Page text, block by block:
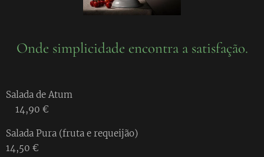
Onde simplicidade encontra a satisfação.
Salada de Atum
14,90 €
Salada Pura (fruta e requeijão)
14,50 €